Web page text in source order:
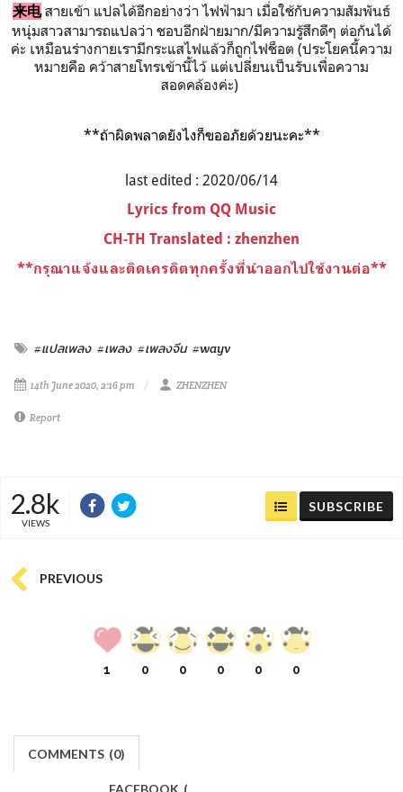
来电 สายเข้า แปลได้อีกอย่างว่า ไฟฟ้ามา เมื่อใช้กับความสัมพันธ์
หนุ่มสาวสามารถแปลว่า ชอบอีกฝ่ายมาก/มีความรู้สึกดีๆ ต่อกันได้
ค่ะ เหมือนร่างกายเรามีกระแสไฟแล้วก็ถูกไฟช็อต (ประโยคนี้ความ
หมายคือ คว้าสายโทรเข้านี้ไว้ แต่เปลี่ยนเป็นรับเพื่อความ
สอดคล้องค่ะ)
**ถ้าผิดพลาดยังไงก็ขออภัยด้วยนะคะ**
last edited : 2020/06/14
Lyrics from QQ Music
CH-TH Translated : zhenzhen
**กรุณาแจ้งและติดเครดิตทุกครั้งที่นำออกไปใช้งานต่อ**
#แปลเพลง #เพลง #เพลงจีน #wayv
14th June 2020, 2:16 pm ZHENZHEN
Report
2.8k
VIEWS
SUBSCRIBE
PREVIOUS
1 0 0 0 0 0
COMMENTS (0)